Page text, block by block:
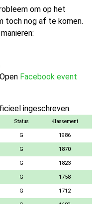
om op het
toch nog af te komen.
Facebook event
ingeschreven.
Status Klassement
G 1986
G 1870
G 1823
G 1758
G 1712